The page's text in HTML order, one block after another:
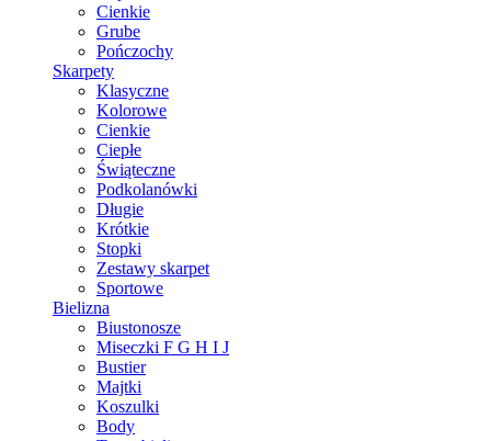
Cienkie
Grube
Pończochy
Skarpety
Klasyczne
Kolorowe
Cienkie
Ciepłe
Świąteczne
Podkolanówki
Długie
Krótkie
Stopki
Zestawy skarpet
Sportowe
Bielizna
Biustonosze
Miseczki F G H I J
Bustier
Majtki
Koszulki
Body